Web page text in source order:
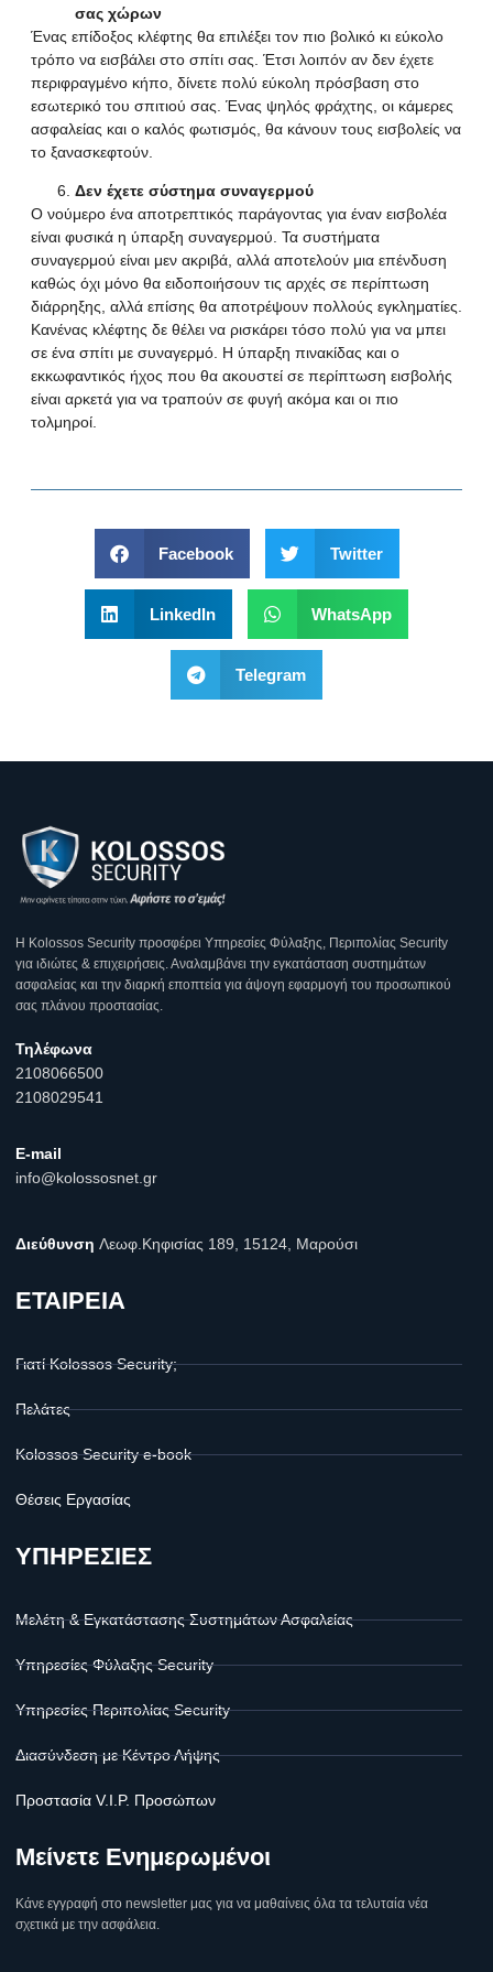
σας χώρων
Ένας επίδοξος κλέφτης θα επιλέξει τον πιο βολικό κι εύκολο
τρόπο να εισβάλει στο σπίτι σας. Έτσι λοιπόν αν δεν έχετε
περιφραγμένο κήπο, δίνετε πολύ εύκολη πρόσβαση στο
εσωτερικό του σπιτιού σας. Ένας ψηλός φράχτης, οι κάμερες
ασφαλείας και ο καλός φωτισμός, θα κάνουν τους εισβολείς να
το ξανασκεφτούν.
Δεν έχετε σύστημα συναγερμού
Ο νούμερο ένα αποτρεπτικός παράγοντας για έναν εισβολέα
είναι φυσικά η ύπαρξη συναγερμού. Τα συστήματα
συναγερμού είναι μεν ακριβά, αλλά αποτελούν μια επένδυση
καθώς όχι μόνο θα ειδοποιήσουν τις αρχές σε περίπτωση
διάρρηξης, αλλά επίσης θα αποτρέψουν πολλούς εγκληματίες.
Κανένας κλέφτης δε θέλει να ρισκάρει τόσο πολύ για να μπει
σε ένα σπίτι με συναγερμό. Η ύπαρξη πινακίδας και ο
εκκωφαντικός ήχος που θα ακουστεί σε περίπτωση εισβολής
είναι αρκετά για να τραπούν σε φυγή ακόμα και οι πιο
τολμηροί.
Facebook Twitter
LinkedIn WhatsApp
Telegram
Η Κοlossos Security προσφέρει Υπηρεσίες Φύλαξης, Περιπολίας Security
για ιδιώτες & επιχειρήσεις. Αναλαμβάνει την εγκατάσταση συστημάτων
ασφαλείας και την διαρκή εποπτεία για άψογη εφαρμογή του προσωπικού
σας πλάνου προστασίας.
Τηλέφωνα
2108066500
2108029541
E-mail
info@kolossosnet.gr
Διεύθυνση Λεωφ.Κηφισίας 189, 15124, Μαρούσι
ΕΤΑΙΡΕΙΑ
Γιατί Kolossos Security;
Πελάτες
Kolossos Security e-book
Θέσεις Εργασίας
ΥΠΗΡΕΣΙΕΣ
Μελέτη & Εγκατάστασης Συστημάτων Ασφαλείας
Υπηρεσίες Φύλαξης Security
Υπηρεσίες Περιπολίας Security
Διασύνδεση με Κέντρο Λήψης
Προστασία V.I.P. Προσώπων
Μείνετε Ενημερωμένοι
Κάνε εγγραφή στο newsletter μας για να μαθαίνεις όλα τα τελυταία νέα
σχετικά με την ασφάλεια.